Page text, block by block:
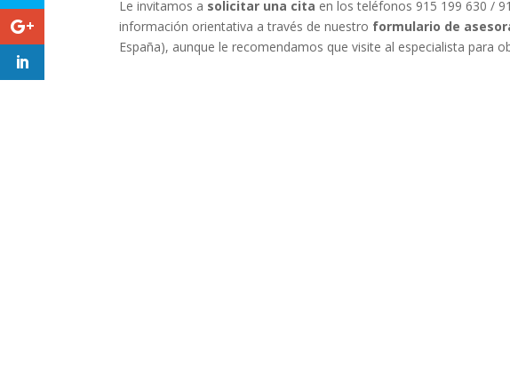
Le invitamos a solicitar una cita en los teléfonos 915 199 630 /
información orientativa a través de nuestro formulario de
España), aunque le recomendamos que visite al especialista para